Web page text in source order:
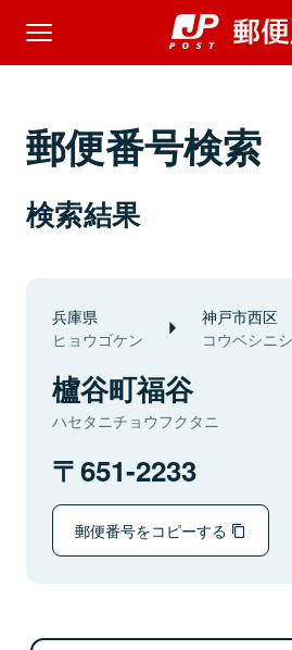
郵便番号検索
検索結果
兵庫県
ヒョウゴケン
神戸市西区
コウベシニ
櫨谷町福谷
ハセタニチョウフクタニ
651-2233
郵便番号をコピーする